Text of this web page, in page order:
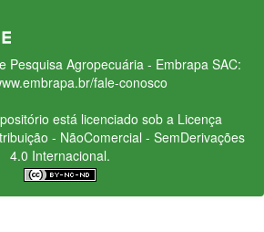
Pesquisa Agropecuária - Embrapa SAC:
fale-conosco
está licenciado sob a Licença
- NãoComercial - SemDerivações
4.0 Internacional.